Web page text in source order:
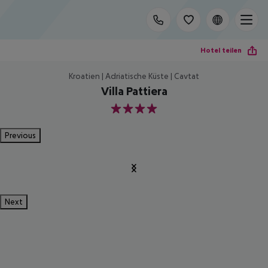
Hotel teilen
Kroatien | Adriatische Küste | Cavtat
Villa Pattiera
4
Previous
Next